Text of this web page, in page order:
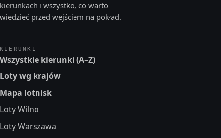
kierunkach i wszystko, co warto
wiedzieć przed wejściem na pokład.
KIERUNKI
Wszystkie kierunki (A–Z)
Loty wg krajów
Mapa lotnisk
Loty Wilno
Loty Warszawa